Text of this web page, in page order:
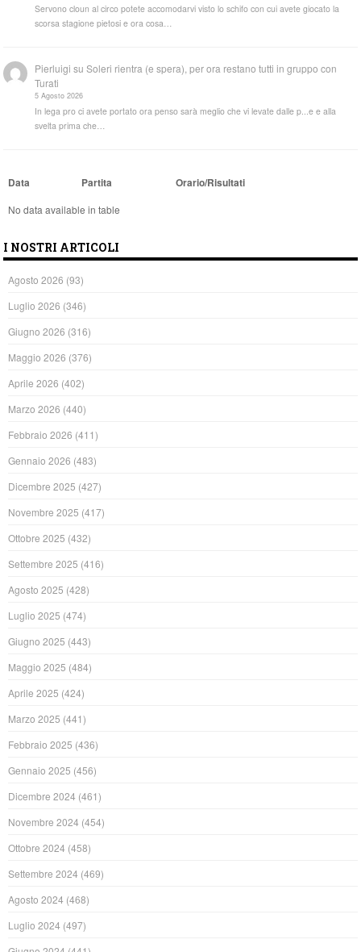
Servono cloun al circo potete accomodarvi visto lo schifo con cui avete giocato la
scorsa stagione pietosi e ora cosa…
Pierluigi suSoleri rientra (e spera), per ora restano tutti in gruppo con
Turati
5 Agosto 2026
In lega pro ci avete portato ora penso sarà meglio che vi levate dalle p...e e alla
svelta prima che…
Data Partita Orario/Risultati
No data available in table
I NOSTRI ARTICOLI
Agosto 2026 (93)
Luglio 2026 (346)
Giugno 2026 (316)
Maggio 2026 (376)
Aprile 2026 (402)
Marzo 2026 (440)
Febbraio 2026 (411)
Gennaio 2026 (483)
Dicembre 2025 (427)
Novembre 2025 (417)
Ottobre 2025 (432)
Settembre 2025 (416)
Agosto 2025 (428)
Luglio 2025 (474)
Giugno 2025 (443)
Maggio 2025 (484)
Aprile 2025 (424)
Marzo 2025 (441)
Febbraio 2025 (436)
Gennaio 2025 (456)
Dicembre 2024 (461)
Novembre 2024 (454)
Ottobre 2024 (458)
Settembre 2024 (469)
Agosto 2024 (468)
Luglio 2024 (497)